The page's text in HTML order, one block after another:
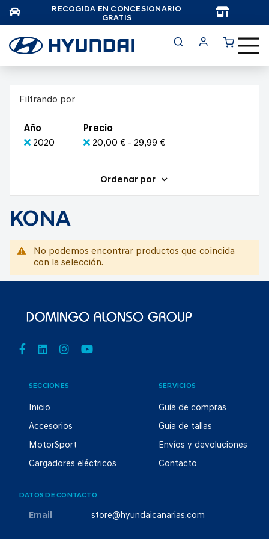
RECOGIDA EN CONCESIONARIO
GRATIS
Filtrando por
Año
2020
Precio
20,00 € - 29,99 €
Ordenar por
KONA
No podemos encontrar productos que coincida
con la selección.
SECCIONES
Inicio
Accesorios
MotorSport
Cargadores eléctricos
SERVICIOS
Guía de compras
Guía de tallas
Envíos y devoluciones
Contacto
DATOS DE CONTACTO
Email store@hyundaicanarias.com